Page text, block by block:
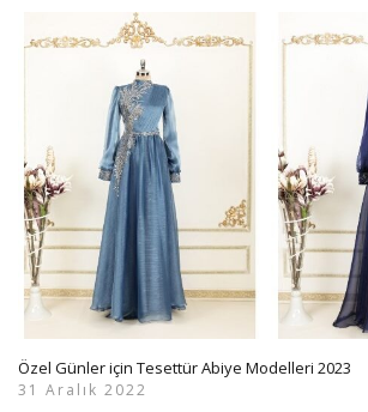
Özel Günler için Tesettür Abiye Modelleri 2023
31 Aralık 2022